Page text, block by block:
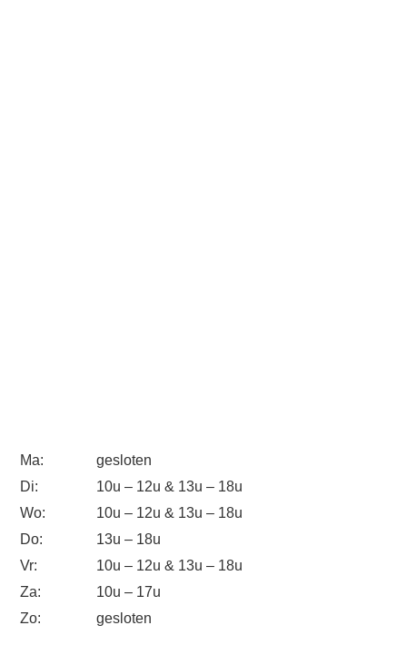
Ma:
gesloten
Di:
10u – 12u & 13u – 18u
Wo:
10u – 12u & 13u – 18u
Do:
13u – 18u
Vr:
10u – 12u & 13u – 18u
Za:
10u – 17u
Zo:
gesloten